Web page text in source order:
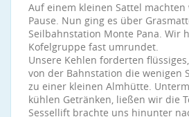
Auf einem kleinen Sattel
Pause. Nun ging es über
Seilbahnstation Monte Pana. Wir
Kofelgruppe fast umrundet.
Unsere Kehlen forderten
von der Bahnstation die wenigen
zu einer kleinen Almhütte.
kühlen Getränken, ließen wir die
Sessellift brachte uns hinunter